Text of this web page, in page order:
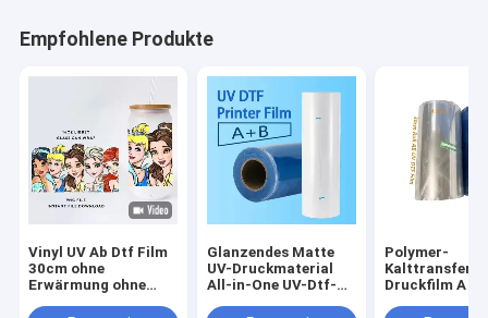
Empfohlene Produkte
Vinyl UV Ab Dtf Film
30cm ohne
Erwärmung ohne
Glanzendes Matte
UV-Druckmaterial
All-in-One UV-Dtf-
Polymer-
Kalttransfer-
Druckfilm A